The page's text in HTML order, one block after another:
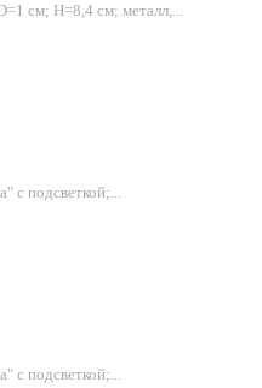
см; H=8,4 см; металл,...
с подсветкой;...
с подсветкой;...